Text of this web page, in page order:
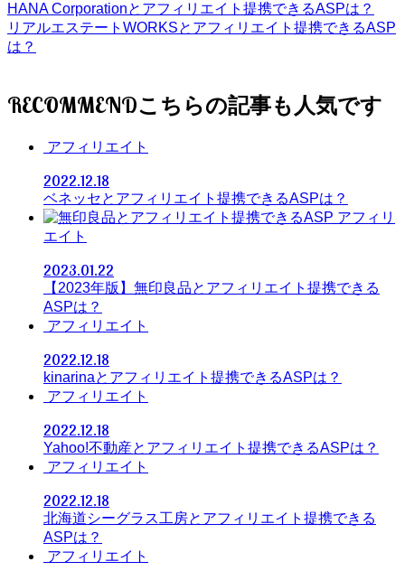
HANA Corporationとアフィリエイト提携できるASPは？
リアルエステートWORKSとアフィリエイト提携できるASP
は？
RECOMMEND
アフィリエイト
2022.12.18
ベネッセとアフィリエイト提携できるASPは？
アフィリ
エイト
2023.01.22
【2023年版】無印良品とアフィリエイト提携できる
ASPは？
アフィリエイト
2022.12.18
kinarinaとアフィリエイト提携できるASPは？
アフィリエイト
2022.12.18
Yahoo!不動産とアフィリエイト提携できるASPは？
アフィリエイト
2022.12.18
北海道シーグラス工房とアフィリエイト提携できる
ASPは？
アフィリエイト